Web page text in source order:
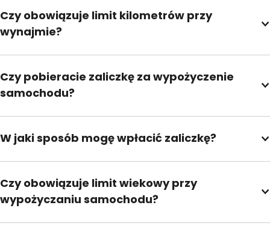
Czy obowiązuje limit kilometrów przy
wynajmie?
Czy pobieracie zaliczkę za wypożyczenie
samochodu?
W jaki sposób mogę wpłacić zaliczkę?
Czy obowiązuje limit wiekowy przy
wypożyczaniu samochodu?